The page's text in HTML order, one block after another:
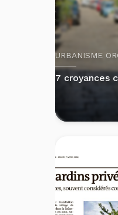
URBANISME
7 croyances